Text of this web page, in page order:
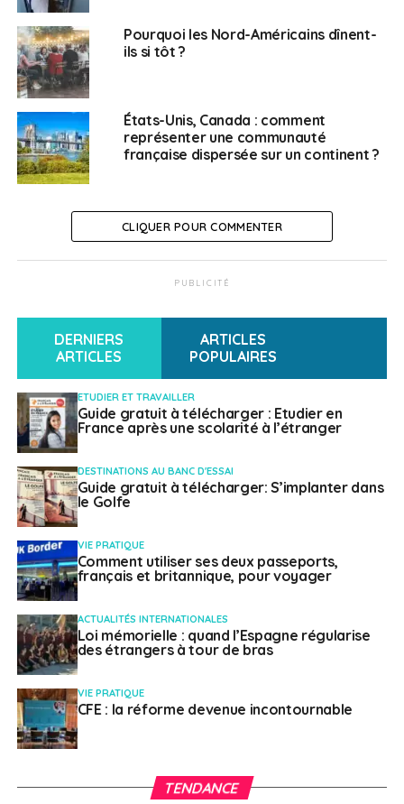
SUJETS ASSOCIÉS:
FEATURED
A SUIVRE
Business France organise un forum digital de
recrutement des V.I.E du 23 au 31 mars
NE RATEZ PAS
Table ronde virtuelle : quelle formation pour les
personnels de l’éducation française à l’étranger
?
Weena Truscelli
Pourquoi les Nord-Américains dînent-
ils si tôt ?
États-Unis, Canada : comment
représenter une communauté
française dispersée sur un continent ?
CLIQUER POUR COMMENTER
PUBLICITÉ
DERNIERS
ARTICLES
ARTICLES
POPULAIRES
ETUDIER ET TRAVAILLER
Guide gratuit à télécharger : Etudier en
France après une scolarité à l’étranger
DESTINATIONS AU BANC D'ESSAI
Guide gratuit à télécharger: S’implanter dans
le Golfe
VIE PRATIQUE
Comment utiliser ses deux passeports,
français et britannique, pour voyager
ACTUALITÉS INTERNATIONALES
Loi mémorielle : quand l’Espagne régularise
des étrangers à tour de bras
VIE PRATIQUE
CFE : la réforme devenue incontournable
TENDANCE